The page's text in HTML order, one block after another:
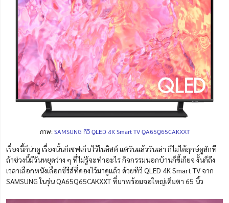
ภาพ:SAMSUNG ทีวี QLED 4K Smart TV QA65Q65CAKXXT
เรื่องนี้ก็น่าดู เรื่องนั้นก็เซฟเก็บไว้ในลิสต์ แต่วันแล้ววันเล่า ก็ไม่ได้ฤกษ์ดูสักที
ถ้าช่วงนี้มีวันหยุดว่าง ๆ ที่ไม่รู้จะทำอะไร กิจกรรมนอกบ้านก็ขี้เกียจ งั้นก็ถึง
เวลาเลือกหนังเลือกซีรีส์ที่ดองไว้มาดูแล้ว ด้วยทีวี QLED 4K Smart TV จาก
SAMSUNG ในรุ่น QA65Q65CAKXXT ที่มาพร้อมจอใหญ่เต็มตา 65 นิ้ว